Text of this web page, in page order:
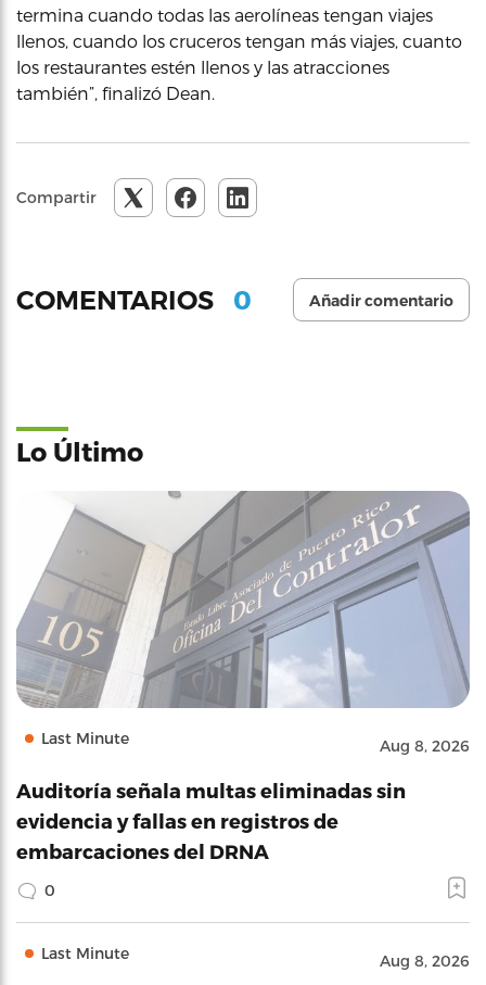
termina cuando todas las aerolíneas tengan viajes
llenos, cuando los cruceros tengan más viajes, cuanto
los restaurantes estén llenos y las atracciones
también”, finalizó Dean.
Compartir
COMENTARIOS 0 Añadir comentario
Lo Último
Last Minute Aug 8, 2026
Auditoría señala multas eliminadas sin
evidencia y fallas en registros de
embarcaciones del DRNA
0
Last Minute Aug 8, 2026